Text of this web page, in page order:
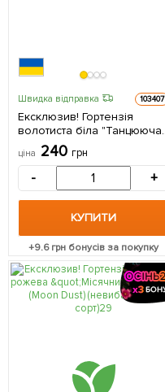
Швидка відправка 103407
Ексклюзив! Гортензія
волотиста біла "Танцююча
біла ніч" (Dance White
Midnight) (контейнер P9) 1
саджанець в упаковці
ціна 240 грн
- +
КУПИТИ
+9.6грн бонусів за покупку